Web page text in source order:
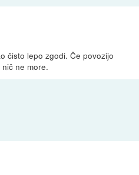
čisto lepo zgodi. Če povozijo
ne more.